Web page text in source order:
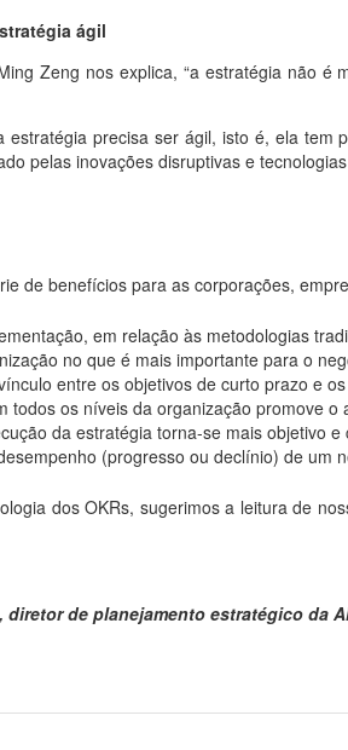
ágil
Zeng nos explica, “a estratégia não
estratégia precisa ser ágil, isto é, ela
pelas inovações disruptivas e
de benefícios para as corporações,
em relação às metodologias
no que é mais importante para o
entre os objetivos de curto prazo e
todos os níveis da organização promove
da estratégia torna-se mais objetivo
(progresso ou declínio) de um
dos OKRs, sugerimos a leitura de
de planejamento estratégico da